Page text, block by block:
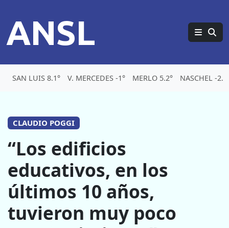
ANSL
SAN LUIS 8.1° V. MERCEDES -1° MERLO 5.2° NASCHEL -
CLAUDIO POGGI
“Los edificios
educativos, en los
últimos 10 años,
tuvieron muy poco